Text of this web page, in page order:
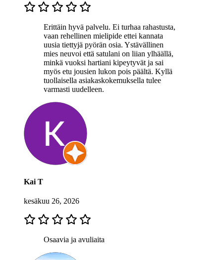
Erittäin hyvä palvelu. Ei turhaa rahastusta,
vaan rehellinen mielipide ettei kannata
uusia tiettyjä pyörän osia. Ystävällinen
mies neuvoi että satulani on liian ylhäällä,
minkä vuoksi hartiani kipeytyvät ja sai
myös etu jousien lukon pois päältä. Kyllä
tuollaisella asiakaskokemuksella tulee
varmasti uudelleen.
Kai T
kesäkuu 26, 2026
Osaavia ja avuliaita